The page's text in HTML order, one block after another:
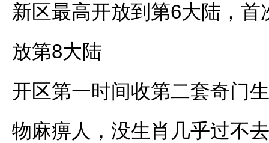
新区最高开放到第6大陆，
放第8大陆
开区第一时间收第二套奇门
物麻痹人，没生肖几乎过不去